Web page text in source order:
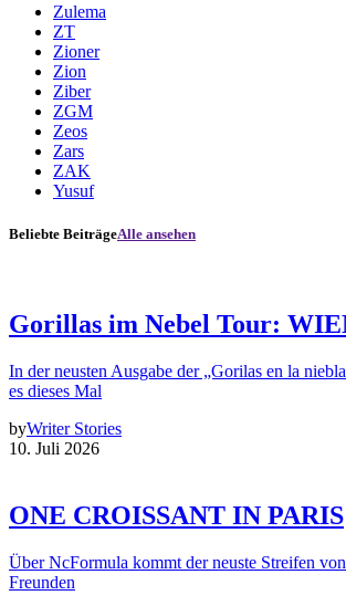
Zulema
ZT
Zioner
Zion
Ziber
ZGM
Zeos
Zars
ZAK
Yusuf
Beliebte BeiträgeAlle ansehen
Gorillas im Nebel Tour:
In der neusten Ausgabe der „Gorilas en la
es dieses Mal
byWriter Stories
10. Juli 2026
ONE CROISSANT IN PARIS
Über NcFormula kommt der neuste Streifen
Freunden